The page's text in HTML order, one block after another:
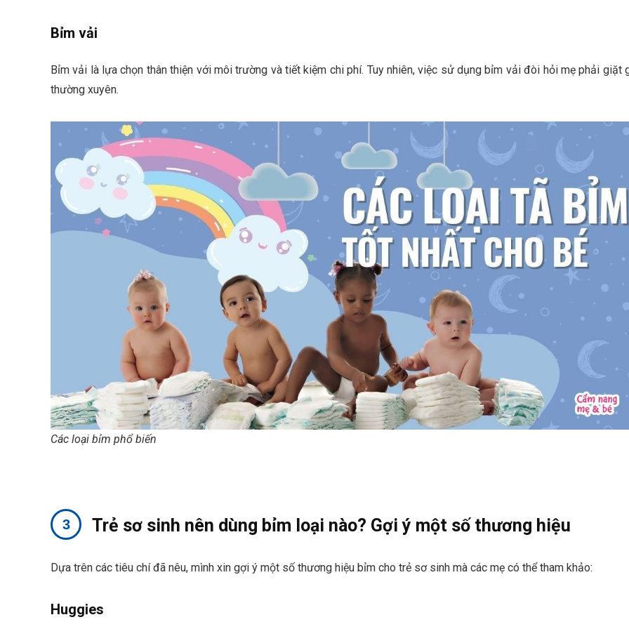
Bỉm vải
Bỉm vải là lựa chọn thân thiện với môi trường và tiết kiệm chi phí. Tuy nhiên, việc sử dụng bỉm vải đòi hỏi mẹ phải giặt
thường xuyên.
Các loại bỉm phổ biến
Trẻ sơ sinh nên dùng bỉm loại nào? Gợi ý một số thương hiệu
Dựa trên các tiêu chí đã nêu, mình xin gợi ý một số thương hiệu bỉm cho trẻ sơ sinh mà các mẹ có thể tham khảo:
Huggies